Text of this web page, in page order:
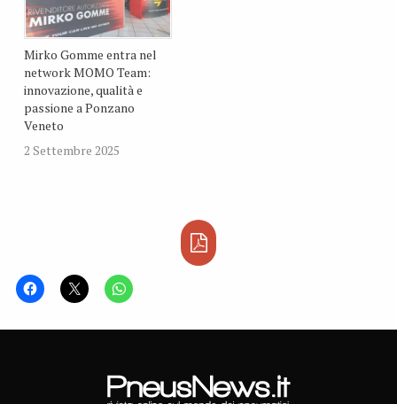
Mirko Gomme entra nel
network MOMO Team:
innovazione, qualità e
passione a Ponzano
Veneto
2 Settembre 2025